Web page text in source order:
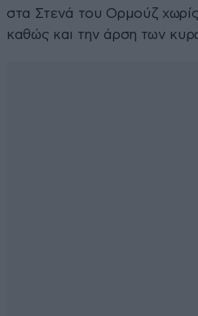
στα Στενά του Ορμούζ χωρίς
καθώς και την άρση των